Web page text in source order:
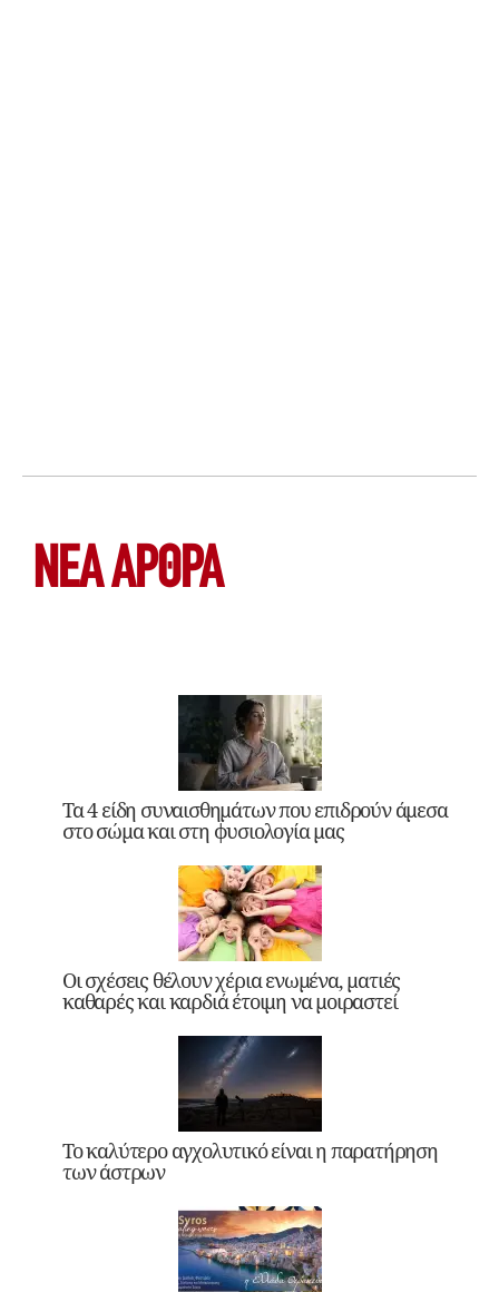
ΝΕΑ ΆΡΘΡΑ
Τα 4 είδη συναισθημάτων που επιδρούν άμεσα
στο σώμα και στη φυσιολογία μας
Οι σχέσεις θέλουν χέρια ενωμένα, ματιές
καθαρές και καρδιά έτοιμη να μοιραστεί
Το καλύτερο αγχολυτικό είναι η παρατήρηση
των άστρων